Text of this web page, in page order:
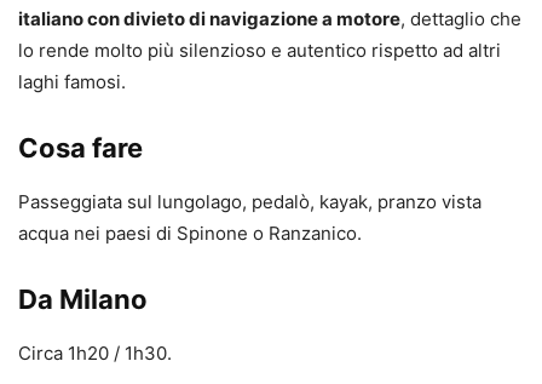
italiano con divieto di navigazione a motore, dettaglio che
lo rende molto più silenzioso e autentico rispetto ad altri
laghi famosi.
Cosa fare
Passeggiata sul lungolago, pedalò, kayak, pranzo vista
acqua nei paesi di Spinone o Ranzanico.
Da Milano
Circa 1h20 / 1h30.